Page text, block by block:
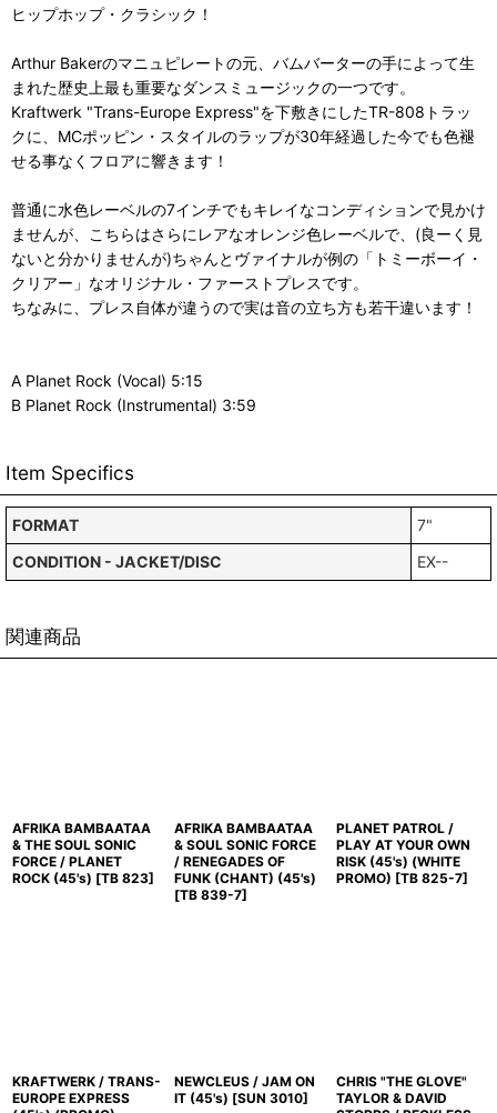
ヒップホップ・クラシック！
Arthur Bakerのマニュピレートの元、バムバーターの手によって生
まれた歴史上最も重要なダンスミュージックの一つです。
Kraftwerk "Trans-Europe Express"を下敷きにしたTR-808トラッ
クに、MCポッピン・スタイルのラップが30年経過した今でも色褪
せる事なくフロアに響きます！
普通に水色レーベルの7インチでもキレイなコンディションで見かけ
ませんが、こちらはさらにレアなオレンジ色レーベルで、(良ーく見
ないと分かりませんが)ちゃんとヴァイナルが例の「トミーボーイ・
クリアー」なオリジナル・ファーストプレスです。
ちなみに、プレス自体が違うので実は音の立ち方も若干違います！
A Planet Rock (Vocal) 5:15
B Planet Rock (Instrumental) 3:59
Item Specifics
FORMAT
7"
CONDITION - JACKET/DISC
EX--
関連商品
AFRIKA BAMBAATAA
& THE SOUL SONIC
FORCE / PLANET
ROCK (45's) [TB 823]
AFRIKA BAMBAATAA
& SOUL SONIC FORCE
/ RENEGADES OF
FUNK (CHANT) (45's)
[TB 839-7]
PLANET PATROL /
PLAY AT YOUR OWN
RISK (45's) (WHITE
PROMO) [TB 825-7]
KRAFTWERK / TRANS-
EUROPE EXPRESS
NEWCLEUS / JAM ON
IT (45's) [SUN 3010]
CHRIS "THE GLOVE"
TAYLOR & DAVID